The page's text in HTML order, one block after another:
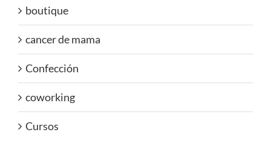
boutique
cancer de mama
Confección
coworking
Cursos